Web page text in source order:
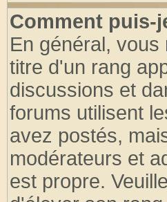
Comment puis-
En général,
titre d'un rang
discussions et
forums utilisent
avez postés,
modérateurs et
est propre.